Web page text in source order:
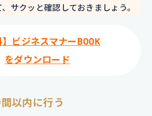
サクッと確認しておきましょう。
】ビジネスマナーBOOK
をダウンロード
以内に行う